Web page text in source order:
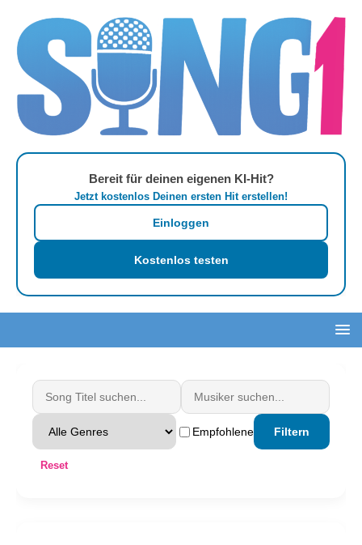
Bereit für deinen eigenen KI-Hit?
Jetzt kostenlos Deinen ersten Hit erstellen!
Einloggen
Kostenlos testen
Empfohlene Filtern
Reset